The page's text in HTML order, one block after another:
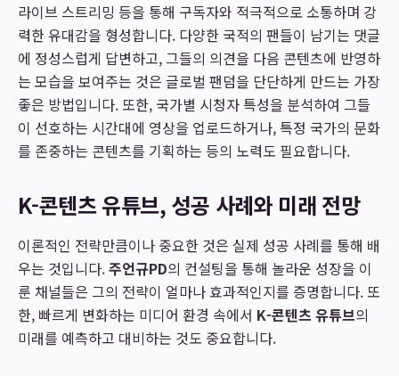
라이브 스트리밍 등을 통해 구독자와 적극적으로 소통하며 강
력한 유대감을 형성합니다. 다양한 국적의 팬들이 남기는 댓글
에 정성스럽게 답변하고, 그들의 의견을 다음 콘텐츠에 반영하
는 모습을 보여주는 것은 글로벌 팬덤을 단단하게 만드는 가장
좋은 방법입니다. 또한, 국가별 시청자 특성을 분석하여 그들
이 선호하는 시간대에 영상을 업로드하거나, 특정 국가의 문화
를 존중하는 콘텐츠를 기획하는 등의 노력도 필요합니다.
K-콘텐츠 유튜브, 성공 사례와 미래 전망
이론적인 전략만큼이나 중요한 것은 실제 성공 사례를 통해 배
우는 것입니다.주언규PD의 컨설팅을 통해 놀라운 성장을 이
룬 채널들은 그의 전략이 얼마나 효과적인지를 증명합니다. 또
한, 빠르게 변화하는 미디어 환경 속에서 K-콘텐츠 유튜브의
미래를 예측하고 대비하는 것도 중요합니다.